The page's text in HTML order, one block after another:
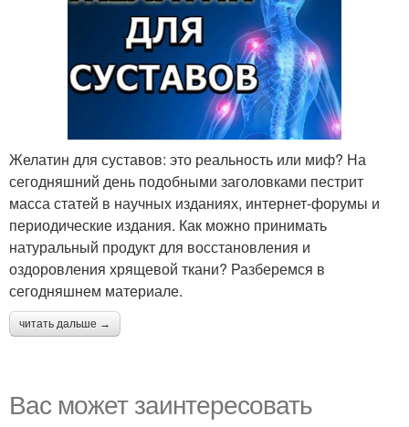
Желатин для суставов: это реальность или миф? На
сегодняшний день подобными заголовками пестрит
масса статей в научных изданиях, интернет-форумы и
периодические издания. Как можно принимать
натуральный продукт для восстановления и
оздоровления хрящевой ткани? Разберемся в
сегодняшнем материале.
читать дальше →
Вас может заинтересовать